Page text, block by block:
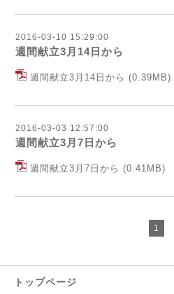
2016-03-10 15:29:00
週間献立3月14日から
週間献立3月14日から (0.39MB)
2016-03-03 12:57:00
週間献立3月7日から
週間献立3月7日から (0.41MB)
1
トップページ